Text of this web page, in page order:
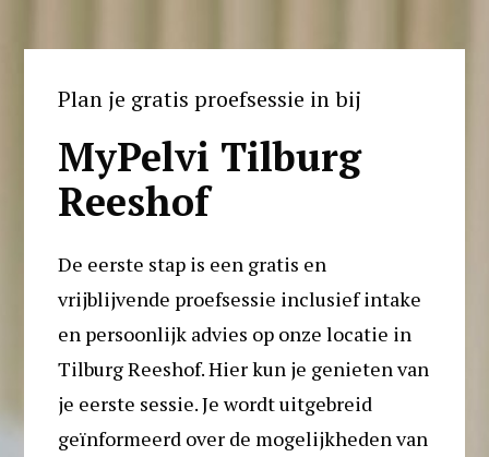
Plan je gratis proefsessie in bij
MyPelvi Tilburg
Reeshof
De eerste stap is een gratis en
vrijblijvende proefsessie inclusief intake
en persoonlijk advies op onze locatie in
Tilburg Reeshof. Hier kun je genieten van
je eerste sessie. Je wordt uitgebreid
geïnformeerd over de mogelijkheden van